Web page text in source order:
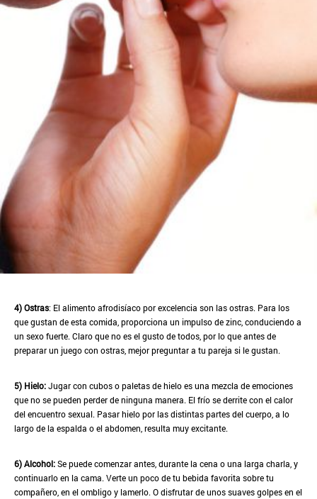
4) Ostras: El alimento afrodisíaco por excelencia son las ostras. Para los
que gustan de esta comida, proporciona un impulso de zinc, conduciendo a
un sexo fuerte. Claro que no es el gusto de todos, por lo que antes de
preparar un juego con ostras, mejor preguntar a tu pareja si le gustan.
5) Hielo:Jugar con cubos o paletas de hielo es una mezcla de emociones
que no se pueden perder de ninguna manera. El frío se derrite con el calor
del encuentro sexual. Pasar hielo por las distintas partes del cuerpo, a lo
largo de la espalda o el abdomen, resulta muy excitante.
6) Alcohol:Se puede comenzar antes, durante la cena o una larga charla, y
continuarlo en la cama. Verte un poco de tu bebida favorita sobre tu
compañero, en el ombligo y lamerlo. O disfrutar de unos suaves golpes en el